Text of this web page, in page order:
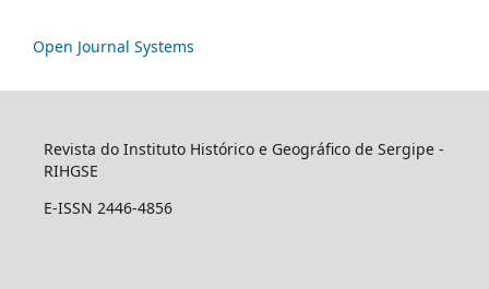
Open Journal Systems
Revista do Instituto Histórico e Geográfico de Sergipe -
RIHGSE
E-ISSN 2446-4856